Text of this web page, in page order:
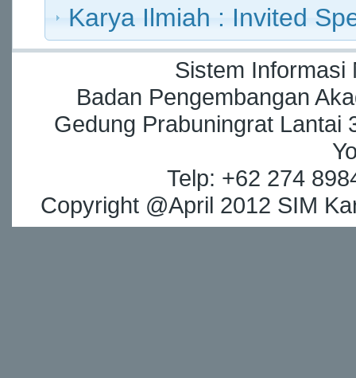
Karya Ilmiah : Invited
Sistem Informasi
Badan Pengembangan
Gedung Prabuningrat Lantai
Telp: +62 274
Copyright @April 2012 SIM